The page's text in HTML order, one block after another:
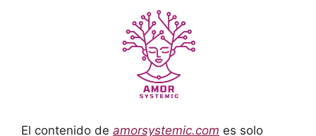
El contenido de amorsystemic.com es solo